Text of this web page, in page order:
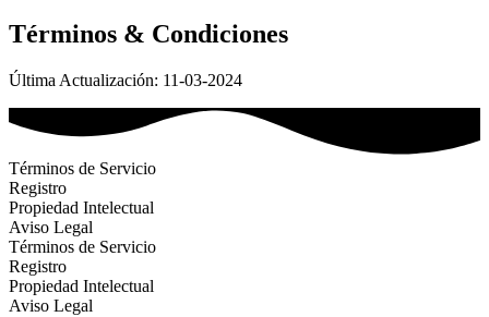
Términos & Condiciones
Última Actualización: 11-03-2024
Términos de Servicio
Registro
Propiedad Intelectual
Aviso Legal
Términos de Servicio
Registro
Propiedad Intelectual
Aviso Legal